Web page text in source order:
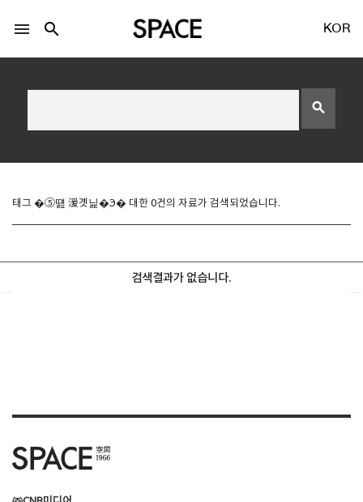
Twitter 로그인
기사문의
menu search KOR
search
태그 �⑤떒 湲곗닕�Э� 대한 0건의 자료가 검색되었습니다.
검색결과가 없습니다.